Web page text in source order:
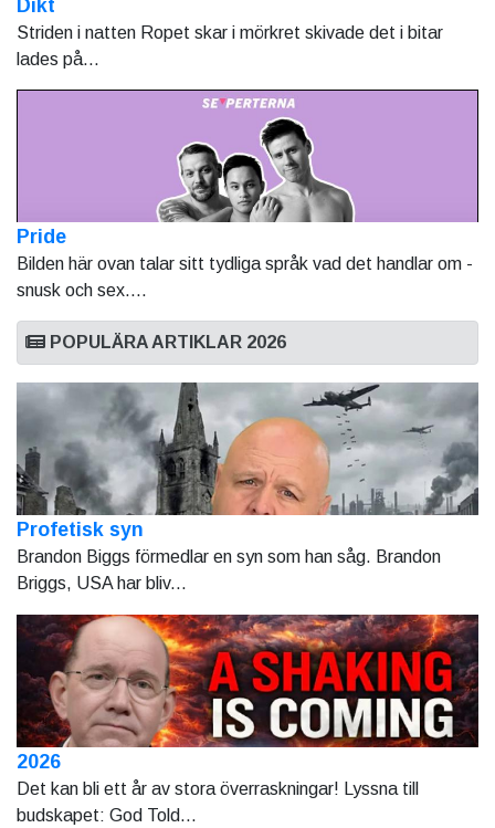
Dikt
Striden i natten Ropet skar i mörkret skivade det i bitar
lades på...
Pride
Bilden här ovan talar sitt tydliga språk vad det handlar om -
snusk och sex....
POPULÄRA ARTIKLAR 2026
Profetisk syn
Brandon Biggs förmedlar en syn som han såg. Brandon
Briggs, USA har bliv...
2026
Det kan bli ett år av stora överraskningar! Lyssna till
budskapet: God Told...